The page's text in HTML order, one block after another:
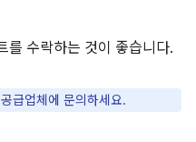
를 수락하는 것이 좋습니다.
급업체에 문의하세요.